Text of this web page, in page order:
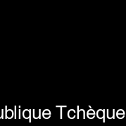
Tchèque